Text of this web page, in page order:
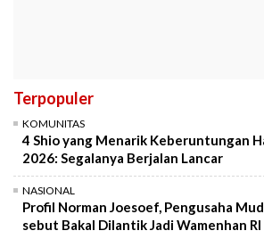
Terpopuler
KOMUNITAS
4 Shio yang Menarik Keberuntungan
2026: Segalanya Berjalan Lancar
NASIONAL
Profil Norman Joesoef, Pengusaha
sebut Bakal Dilantik Jadi Wamenhan RI